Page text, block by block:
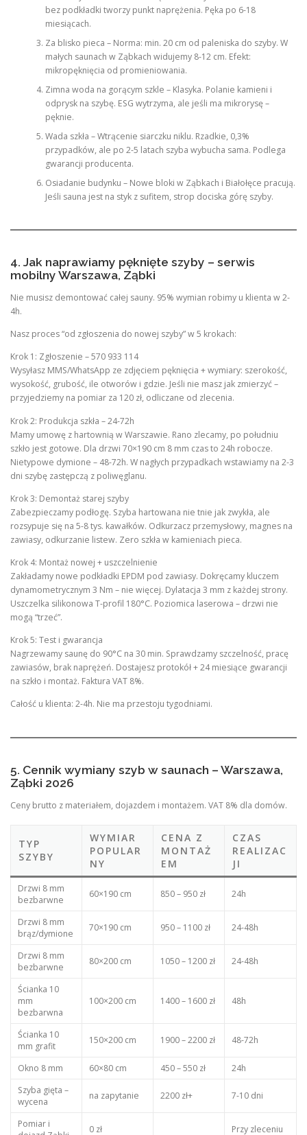
bez podkładki tworzy punkt naprężenia. Pęka po 6-18
miesiącach.
Za blisko pieca – Norma: min. 20 cm od paleniska do szyby. W
małych saunach w Ząbkach widujemy 8-12 cm. Efekt:
mikropęknięcia od promieniowania.
Zimna woda na gorącym szkle – Klasyka. Polanie kamieni i
odprysk na szybę. ESG wytrzyma, ale jeśli ma mikrorysę –
pęknie.
Wada szkła – Wtrącenie siarczku niklu. Rzadkie, 0,3%
przypadków, ale po 2-5 latach szyba wybucha sama. Podlega
gwarancji producenta.
Osiadanie budynku – Nowe bloki w Ząbkach i Białołęce pracują.
Jeśli sauna jest na styk z sufitem, strop dociska górę szyby.
4. Jak naprawiamy pęknięte szyby – serwis
mobilny Warszawa, Ząbki
Nie musisz demontować całej sauny. 95% wymian robimy u klienta w 2-
4h.
Nasz proces “od zgłoszenia do nowej szyby” w 5 krokach:
Krok 1: Zgłoszenie – 570 933 114
Wysyłasz MMS/WhatsApp ze zdjęciem pęknięcia + wymiary: szerokość,
wysokość, grubość, ile otworów i gdzie. Jeśli nie masz jak zmierzyć –
przyjedziemy na pomiar za 120 zł, odliczane od zlecenia.
Krok 2: Produkcja szkła – 24-72h
Mamy umowę z hartownią w Warszawie. Rano zlecamy, po południu
szkło jest gotowe. Dla drzwi 70×190 cm 8 mm czas to 24h robocze.
Nietypowe dymione – 48-72h. W nagłych przypadkach wstawiamy na 2-3
dni szybę zastępczą z poliwęglanu.
Krok 3: Demontaż starej szyby
Zabezpieczamy podłogę. Szyba hartowana nie tnie jak zwykła, ale
rozsypuje się na 5-8 tys. kawałków. Odkurzacz przemysłowy, magnes na
zawiasy, odkurzanie listew. Zero szkła w kamieniach pieca.
Krok 4: Montaż nowej + uszczelnienie
Zakładamy nowe podkładki EPDM pod zawiasy. Dokręcamy kluczem
dynamometrycznym 3 Nm – nie więcej. Dylatacja 3 mm z każdej strony.
Uszczelka silikonowa T-profil 180°C. Poziomica laserowa – drzwi nie
mogą “trzeć”.
Krok 5: Test i gwarancja
Nagrzewamy saunę do 90°C na 30 min. Sprawdzamy szczelność, pracę
zawiasów, brak naprężeń. Dostajesz protokół + 24 miesiące gwarancji
na szkło i montaż. Faktura VAT 8%.
Całość u klienta: 2-4h. Nie ma przestoju tygodniami.
5. Cennik wymiany szyb w saunach – Warszawa,
Ząbki 2026
Ceny brutto z materiałem, dojazdem i montażem. VAT 8% dla domów.
TYP
SZYBY
WYMIAR
POPULAR
NY
CENA Z
MONTAŻ
EM
CZAS
REALIZAC
JI
Drzwi 8 mm
bezbarwne
60×190 cm 850 – 950 zł 24h
Drzwi 8 mm
brąz/dymione
70×190 cm 950 – 1100 zł 24-48h
Drzwi 8 mm
bezbarwne
80×200 cm 1050 – 1200 zł 24-48h
Ścianka 10
mm
bezbarwna
100×200 cm 1400 – 1600 zł 48h
Ścianka 10
mm grafit
150×200 cm 1900 – 2200 zł 48-72h
Okno 8 mm 60×80 cm 450 – 550 zł
24h
Szyba gięta –
wycena
na zapytanie 2200 zł+ 7-10 dni
Pomiar i
0 zł Przy zleceniu